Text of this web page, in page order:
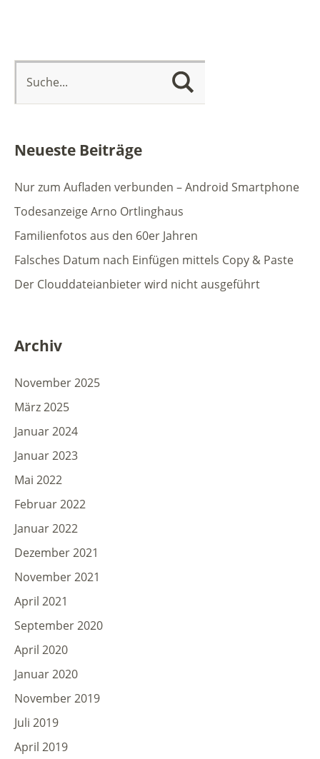
Neueste Beiträge
Nur zum Aufladen verbunden – Android Smartphone
Todesanzeige Arno Ortlinghaus
Familienfotos aus den 60er Jahren
Falsches Datum nach Einfügen mittels Copy & Paste
Der Clouddateianbieter wird nicht ausgeführt
Archiv
November 2025
März 2025
Januar 2024
Januar 2023
Mai 2022
Februar 2022
Januar 2022
Dezember 2021
November 2021
April 2021
September 2020
April 2020
Januar 2020
November 2019
Juli 2019
April 2019